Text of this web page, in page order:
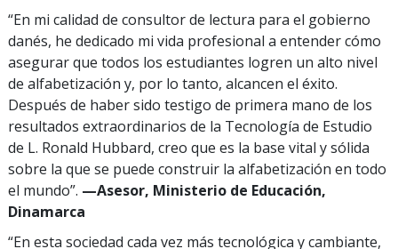
“En mi calidad de consultor de lectura para el gobierno
danés, he dedicado mi vida profesional a entender cómo
asegurar que todos los estudiantes logren un alto nivel
de alfabetización y, por lo tanto, alcancen el éxito.
Después de haber sido testigo de primera mano de los
resultados extraordinarios de la Tecnología de Estudio
de L. Ronald Hubbard, creo que es la base vital y sólida
sobre la que se puede construir la alfabetización en todo
el mundo”. —Asesor, Ministerio de Educación,
Dinamarca
“En esta sociedad cada vez más tecnológica y cambiante,